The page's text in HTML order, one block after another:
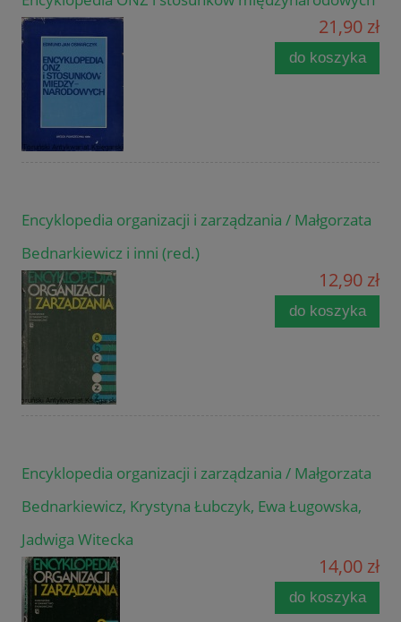
21,90 zł
do koszyka
Encyklopedia organizacji i zarządzania / Małgorzata
Bednarkiewicz i inni (red.)
12,90 zł
do koszyka
Encyklopedia organizacji i zarządzania / Małgorzata
Bednarkiewicz, Krystyna Łubczyk, Ewa Ługowska,
Jadwiga Witecka
14,00 zł
do koszyka